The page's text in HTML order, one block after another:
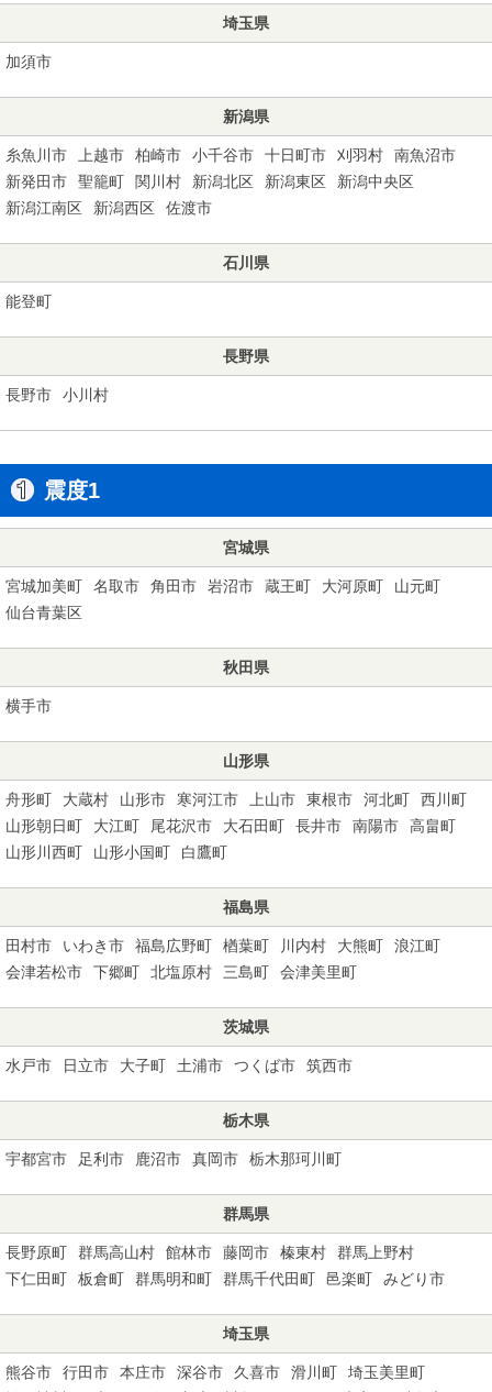
埼玉県
加須市
新潟県
糸魚川市 上越市 柏崎市 小千谷市 十日町市 刈羽村
南魚沼市
新発田市
聖籠町 関川村 新潟北区 新潟東区
新潟中央区
新潟江南区
新潟西区 佐渡市
石川県
能登町
長野県
長野市 小川村
震度1
宮城県
宮城加美町 名取市 角田市 岩沼市 蔵王町 大河原町
山元町
仙台青葉区
秋田県
横手市
山形県
舟形町 大蔵村 山形市 寒河江市 上山市 東根市 河北町
西川町
山形朝日町
大江町 尾花沢市 大石田町 長井市 南陽市
高畠町
山形川西町
山形小国町 白鷹町
福島県
田村市 いわき市 福島広野町 楢葉町 川内村 大熊町
浪江町
会津若松市
下郷町 北塩原村 三島町 会津美里町
茨城県
水戸市 日立市 大子町 土浦市 つくば市 筑西市
栃木県
宇都宮市 足利市 鹿沼市 真岡市 栃木那珂川町
群馬県
長野原町 群馬高山村 館林市 藤岡市 榛東村
群馬上野村
下仁田町
板倉町 群馬明和町 群馬千代田町 邑楽町 みどり市
埼玉県
熊谷市 行田市 本庄市 深谷市 久喜市 滑川町
埼玉美里町